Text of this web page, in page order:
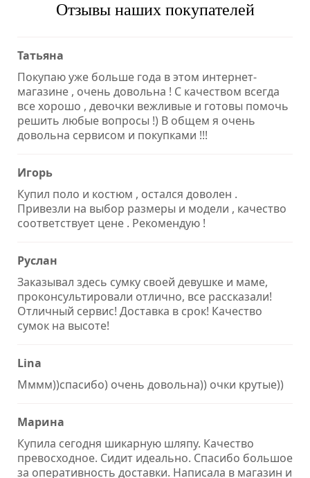
Отзывы наших покупателей
Татьяна
Покупаю уже больше года в этом интернет-
магазине , очень довольна ! С качеством всегда
все хорошо , девочки вежливые и готовы помочь
решить любые вопросы !) В общем я очень
довольна сервисом и покупками !!!
Игорь
Купил поло и костюм , остался доволен .
Привезли на выбор размеры и модели , качество
соответствует цене . Рекомендую !
Руслан
Заказывал здесь сумку своей девушке и маме,
проконсультировали отлично, все рассказали!
Отличный сервис! Доставка в срок! Качество
сумок на высоте!
Lina
Мммм))спасибо) очень довольна)) очки крутые))
Марина
Купила сегодня шикарную шляпу. Качество
превосходное. Сидит идеально. Спасибо большое
за оперативность доставки. Написала в магазин и